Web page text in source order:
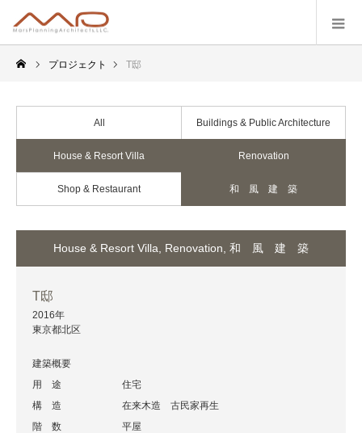
プロジェクト T邸
All Buildings & Public Architecture
House & Resort Villa Renovation
Shop & Restaurant 和 風 建 築
House & Resort Villa Renovation 和 風 建 築
T邸
2016年
東京都北区
建築概要
用 途
住宅
構 造
在来木造 古民家再生
階 数
平屋